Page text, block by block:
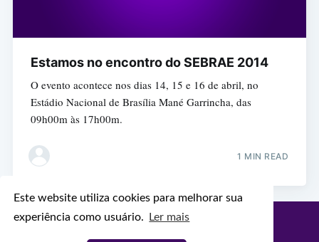
Este website utiliza cookies para melhorar sua
experiência como usuário.
Ler mais
Estamos no encontro do SEBRAE 2014
O evento acontece nos dias 14, 15 e 16 de abril, no
Estádio Nacional de Brasília Mané Garrincha, das
09h00m às 17h00m.
1 MIN READ
Configr Blog© 2026